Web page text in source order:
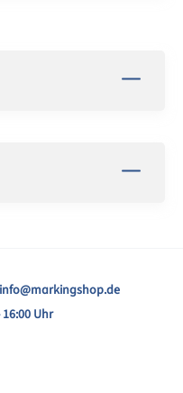
info@markingshop.de
16:00 Uhr